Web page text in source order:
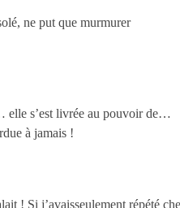
ne put que murmurer
elle s’est livrée au pouvoir de…
à jamais !
! Si j’avaisseulement répété